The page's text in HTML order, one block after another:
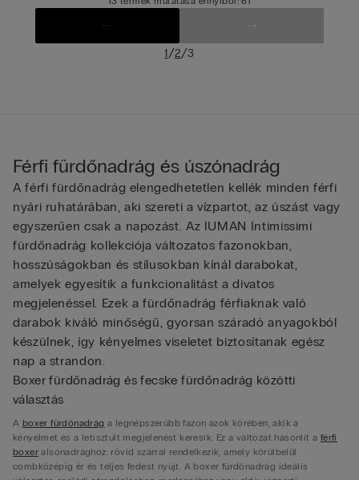
1/2/3
Férfi fürdőnadrág és úszónadrág
A férfi fürdőnadrág elengedhetetlen kellék minden férfi
nyári ruhatárában, aki szereti a vízpartot, az úszást vagy
egyszerűen csak a napozást. Az IUMAN Intimissimi
fürdőnadrág kollekciója változatos fazonokban,
hosszúságokban és stílusokban kínál darabokat,
amelyek egyesítik a funkcionalitást a divatos
megjelenéssel. Ezek a fürdőnadrág férfiaknak való
darabok kiváló minőségű, gyorsan száradó anyagokból
készülnek, így kényelmes viseletet biztosítanak egész
nap a strandon.
Boxer fürdőnadrág és fecske fürdőnadrág közötti
választás
A boxer fürdőnadrág a legnépszerűbb fazon azok körében, akik a
kényelmet és a letisztult megjelenést keresik. Ez a változat hasonlít a férfi
boxer alsónadrághoz: rövid szárral rendelkezik, amely körülbelül
combközépig ér és teljes fedést nyújt. A boxer fürdőnadrág ideális